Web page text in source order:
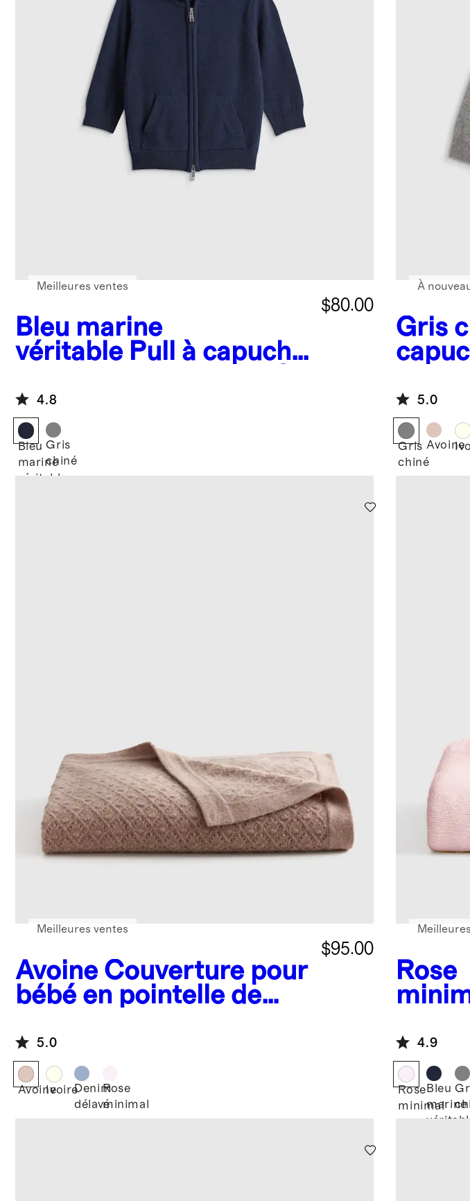
Bleu marine
véritable Pull à capuche
fermeture à glissière
$80.00
Meilleures ventes
4.8
Bleu
marine
véritable
Gris
chiné
Gris
À
5.0
Gris
chiné
Avoine
Avoine Couverture pour
bébé en pointelle de
$95.00
Meilleures ventes
5.0
AvoineIvoireDenim
délavé
Rose
minimal
Rose
pour
4.9
Rose
minimal
Bleu
marine